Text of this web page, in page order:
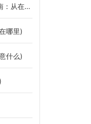
新避坑攻略
哪里)
什么)